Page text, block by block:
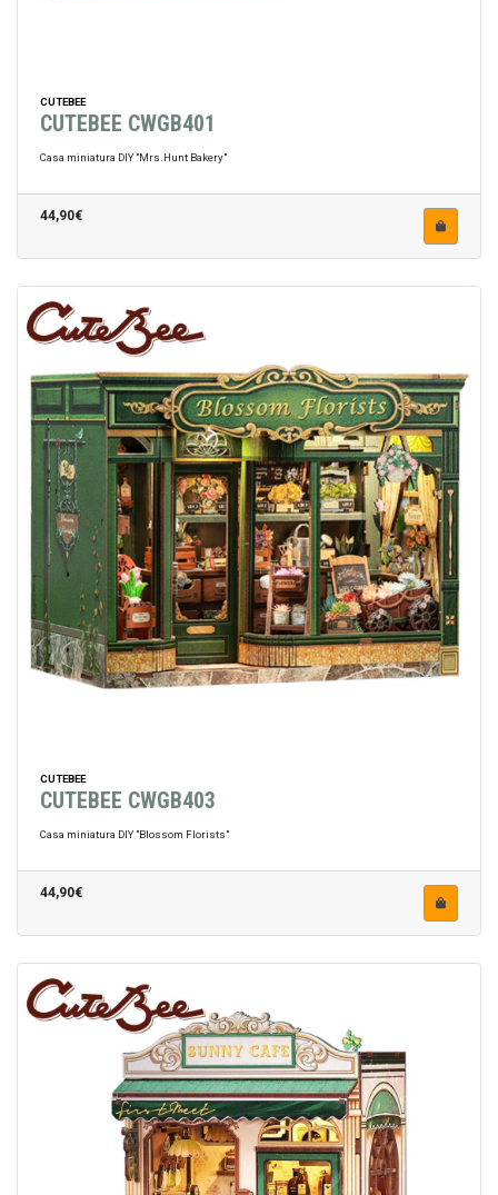
CUTEBEE
CUTEBEE CWGB401
Casa miniatura DIY "Mrs.Hunt Bakery"
44,90€
CUTEBEE
CUTEBEE CWGB403
Casa miniatura DIY "Blossom Florists"
44,90€